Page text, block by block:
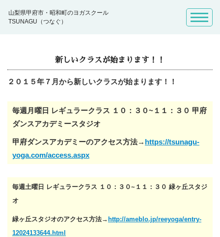
山梨県甲府市・昭和町のヨガスクール
TSUNAGU（つなぐ）
新しいクラスが始まります！！
２０１５年７月から新しいクラスが始まります！！
毎週月曜日 レギュラークラス １０：３０~１１：３０ 甲府
ダンスアカデミースタジオ
甲府ダンスアカデミーのアクセス方法→ https://tsunagu-
yoga.com/access.aspx
毎週土曜日 レギュラークラス １０：３０~１１：３０ 緑ヶ丘スタジ
オ
緑ヶ丘スタジオのアクセス方法→ http://ameblo.jp/reeyoga/entry-
12024133644.html